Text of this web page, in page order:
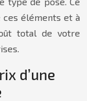
ces éléments et à
total de votre
d’une